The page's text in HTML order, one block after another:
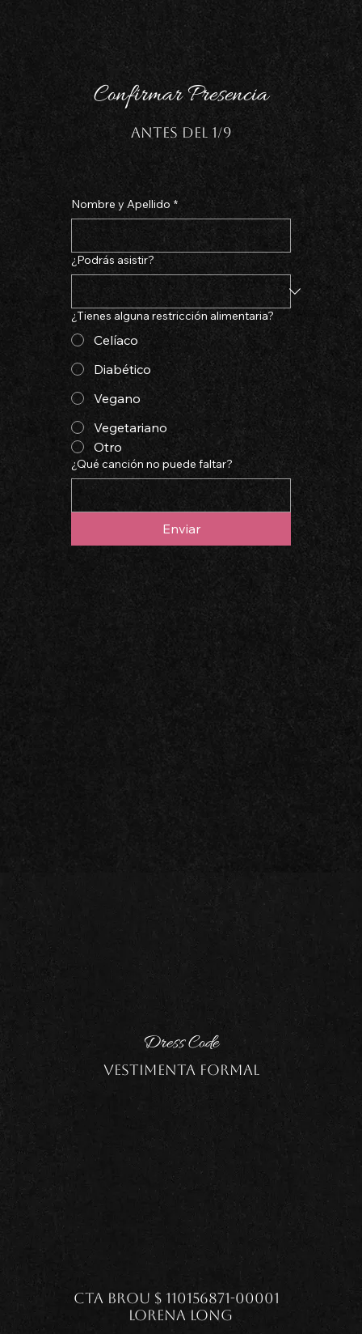
Confirmar Presencia
Antes Del 1/9
Nombre y Apellido *
¿Podrás asistir?
¿Tienes alguna restricción alimentaria?
Celíaco
Diabético
Vegano
Vegetariano
Otro
¿Qué canción no puede faltar?
Enviar
Dress Code
Vestimenta Formal
Cta Brou $ 110156871-00001
Lorena Long